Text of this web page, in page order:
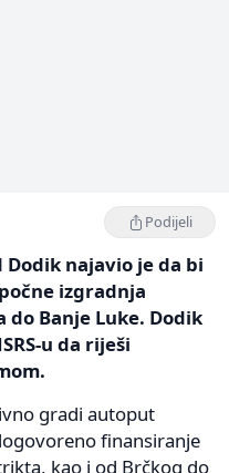
Podijeli
Dodik najavio je da bi
izgradnja
Banje Luke. Dodik
u da riješi
gradi autoput
finansiranje
kao i od Brčkog do